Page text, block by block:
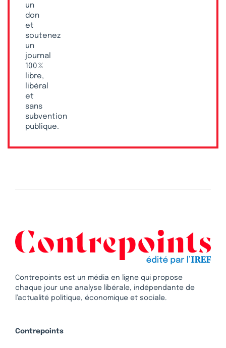
un
don
et
soutenez
un
journal
100 %
libre,
libéral
et
sans
subvention
publique.
Contrepoints est un média en ligne qui propose
chaque jour une analyse libérale, indépendante de
l’actualité politique, économique et sociale.
Contrepoints